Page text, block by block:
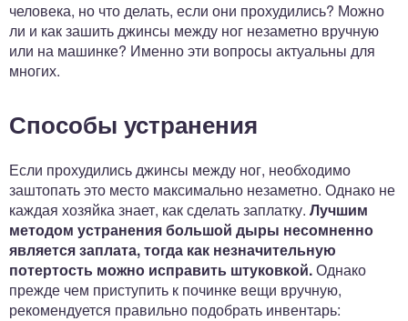
человека, но что делать, если они прохудились? Можно
ли и как зашить джинсы между ног незаметно вручную
или на машинке? Именно эти вопросы актуальны для
многих.
Способы устранения
Если прохудились джинсы между ног, необходимо
заштопать это место максимально незаметно. Однако не
каждая хозяйка знает, как сделать заплатку. Лучшим
методом устранения большой дыры несомненно
является заплата, тогда как незначительную
потертость можно исправить штуковкой.Однако
прежде чем приступить к починке вещи вручную,
рекомендуется правильно подобрать инвентарь: